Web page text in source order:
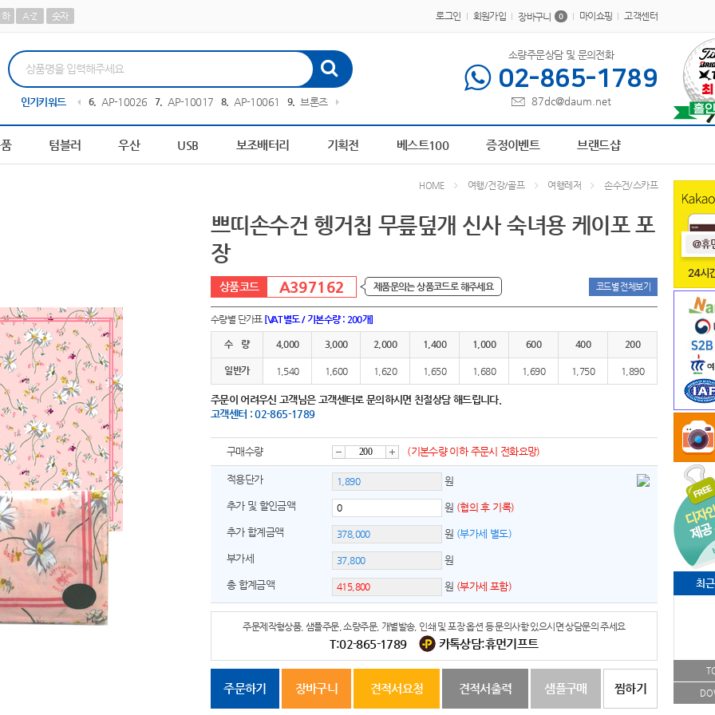
하 A-Z 숫자 로그인 회원가입 장바구니 0 마이쇼핑 고객센터
인기키워드
5 AP-100273 6 AP-100267 7 AP-100179 8 AP-100617 9 브론즈하우스 AP-1002423 AP-1003784 AP-
소량주문상담 및 문의전화
02-865-1789
87dc@daum.net
텀블러 우산 USB 보조배터리 기획전 베스트100 증정이벤트 브랜드샵
최
HOME 여행/건강/골프 여행레저 손수건/스카프
쁘띠손수건 헹거칩 무릎덮개 신사 숙녀용 케이포 포
장
A397162 제품문의는 상품코드로 해주세요 코드별 전체보기
수량별 단가표 [VAT별도 / 기본수량 : 200개]
수 량 4,000 3,000 2,000 1,400 1,000 600 400 200
일반가 1,540 1,600 1,620 1,650 1,680 1,690 1,750 1,890
주문이 어려우신 고객님은 고객센터로 문의하시면 친절상담 해드립니다.
고객센터 : 02-865-1789
구매수량
감
소
증
가
(기본수량 이하 주문시 전화요망)
적용단가 원
추가 및 할인금액 원 (협의 후 기록)
추가 합계금액 원 (부가세 별도)
부가세 원
총 합계금액 원 (부가세 포함)
주문제작형상품, 샘플주문, 소량주문, 개별발송, 인쇄 및 포장 옵션 등 문의사항 있으시면 상담문의 주세요
T:02-865-1789 카톡상담:휴먼기프트
주문하기 장바구니 견적서요청 견적서출력 샘플구매 찜하기